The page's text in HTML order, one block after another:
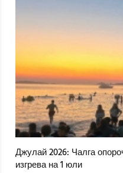
Джулай 2026: Чалга
изгрева на 1 юли